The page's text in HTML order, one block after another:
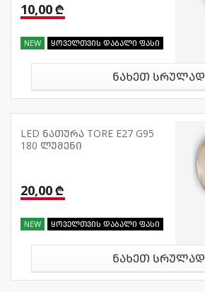
10,00 ₾
NEW ყოველთვის დაბალი ფასი
ნახეთ სრულად
LED ნათურა TORE E27 G95
180 ლუმენი
20,00 ₾
NEW ყოველთვის დაბალი ფასი
ნახეთ სრულად